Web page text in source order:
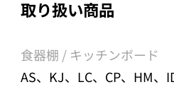
取り扱い商品
食器棚 / キッチンボード
AS、KJ、LC、CP、HM、